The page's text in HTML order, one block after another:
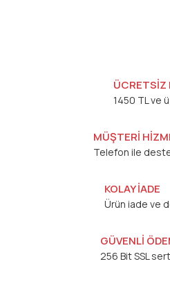
ÜCRETSİZ
1450 TL ve
MÜŞTERİ
Telefon ile
KOLAY İADE
Ürün iade ve
GÜVENLİ
256 Bit SSL